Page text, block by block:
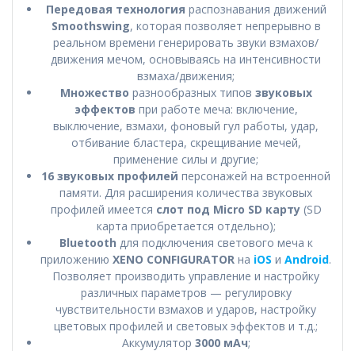
Передовая технология распознавания движений
Smoothswing, которая позволяет непрерывно в
реальном времени генерировать звуки взмахов/
движения мечом, основываясь на интенсивности
взмаха/движения;
Множество разнообразных типов звуковых
эффектов при работе меча: включение,
выключение, взмахи, фоновый гул работы, удар,
отбивание бластера, скрещивание мечей,
применение силы и другие;
16 звуковых профилей персонажей на встроенной
памяти. Для расширения количества звуковых
профилей имеется слот под Micro SD карту(SD
карта приобретается отдельно);
Bluetooth для подключения светового меча к
приложению XENO CONFIGURATOR на iOS и Android.
Позволяет производить управление и настройку
различных параметров — регулировку
чувствительности взмахов и ударов, настройку
цветовых профилей и световых эффектов и т.д.;
Аккумулятор 3000 мАч;